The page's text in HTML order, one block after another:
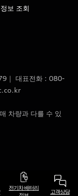
보 조회
｜ 대표전화 : 080-
차량과 다를 수 있
전기차 배터리
고객상담